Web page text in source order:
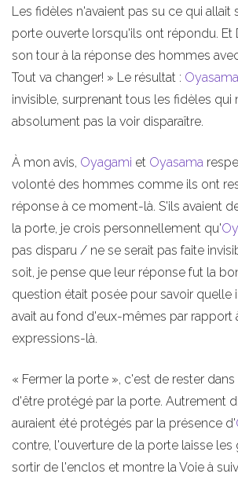
Les fidèles n'avaient pas su ce qui allait
porte ouverte lorsqu'ils ont répondu. Et
son tour à la réponse des hommes
Tout va changer! » Le résultat : Oyasama
invisible, surprenant tous les fidèles qui
absolument pas la voir disparaître.
À mon avis, Oyagami et Oyasama
volonté des hommes comme ils ont
réponse à ce moment-là. S'ils avaient
la porte, je crois personnellement qu'
pas disparu / ne se serait pas faite
soit, je pense que leur réponse fut la
question était posée pour savoir quelle
avait au fond d'eux-mêmes par rapport
expressions-là.
« Fermer la porte », c'est de rester
d'être protégé par la porte. Autrement
auraient été protégés par la présence d'
contre, l'ouverture de la porte laisse les
sortir de l'enclos et montre la Voie à